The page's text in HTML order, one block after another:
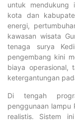
untuk mendukung
kota dan
energi,
kawasan wisata
tenaga surya
pengembang kini
biaya operasional,
ketergantungan
Di tengah
penggunaan lampu
realistis. Sistem